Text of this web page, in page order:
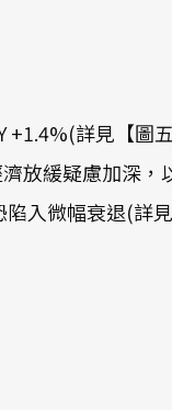
詳見【
放緩疑慮加深
入微幅衰退(詳